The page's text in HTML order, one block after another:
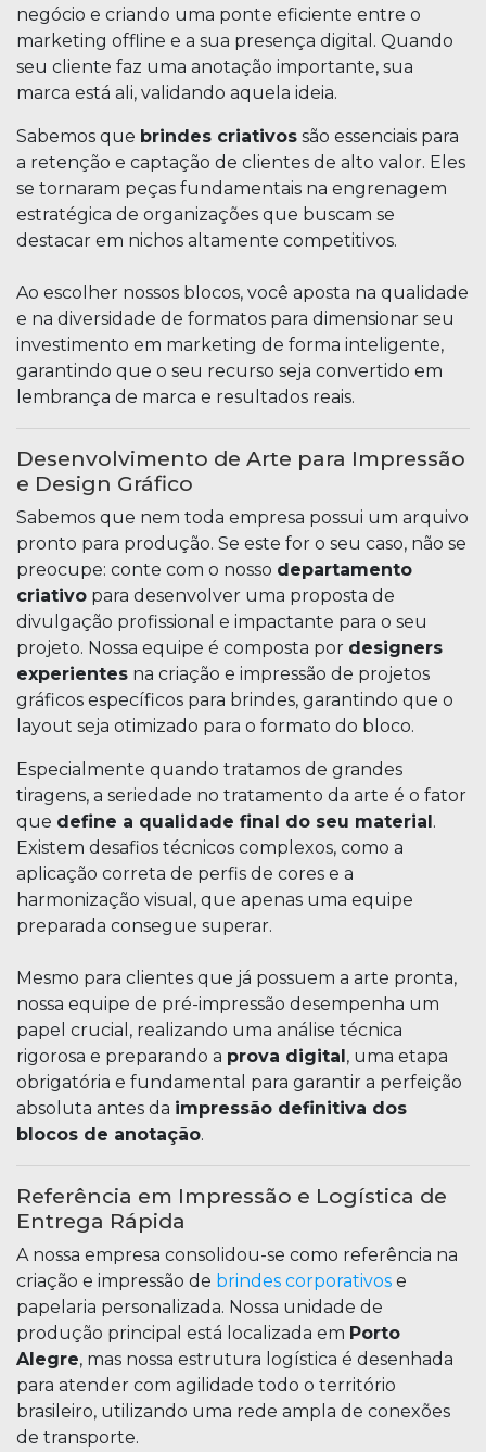
negócio e criando uma ponte eficiente entre o
marketing offline e a sua presença digital. Quando
seu cliente faz uma anotação importante, sua
marca está ali, validando aquela ideia.
Sabemos que brindes criativos são essenciais para
a retenção e captação de clientes de alto valor. Eles
se tornaram peças fundamentais na engrenagem
estratégica de organizações que buscam se
destacar em nichos altamente competitivos.
Ao escolher nossos blocos, você aposta na qualidade
e na diversidade de formatos para dimensionar seu
investimento em marketing de forma inteligente,
garantindo que o seu recurso seja convertido em
lembrança de marca e resultados reais.
Desenvolvimento de Arte para Impressão
e Design Gráfico
Sabemos que nem toda empresa possui um arquivo
pronto para produção. Se este for o seu caso, não se
preocupe: conte com o nosso departamento
criativo para desenvolver uma proposta de
divulgação profissional e impactante para o seu
projeto. Nossa equipe é composta por designers
experientes na criação e impressão de projetos
gráficos específicos para brindes, garantindo que o
layout seja otimizado para o formato do bloco.
Especialmente quando tratamos de grandes
tiragens, a seriedade no tratamento da arte é o fator
que define a qualidade final do seu material .
Existem desafios técnicos complexos, como a
aplicação correta de perfis de cores e a
harmonização visual, que apenas uma equipe
preparada consegue superar.
Mesmo para clientes que já possuem a arte pronta,
nossa equipe de pré-impressão desempenha um
papel crucial, realizando uma análise técnica
rigorosa e preparando a prova digital , uma etapa
obrigatória e fundamental para garantir a perfeição
absoluta antes da impressão definitiva dos
blocos de anotação.
Referência em Impressão e Logística de
Entrega Rápida
A nossa empresa consolidou-se como referência na
criação e impressão de brindes corporativos e
papelaria personalizada. Nossa unidade de
produção principal está localizada em Porto
Alegre, mas nossa estrutura logística é desenhada
para atender com agilidade todo o território
brasileiro, utilizando uma rede ampla de conexões
de transporte.